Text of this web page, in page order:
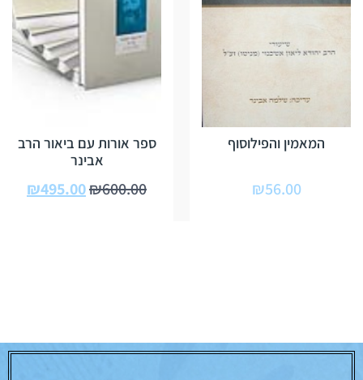
המאמין והפילוסוף
₪56.00
ספר אורות עם ביאור הרב
אבינר
₪600.00
₪495.00